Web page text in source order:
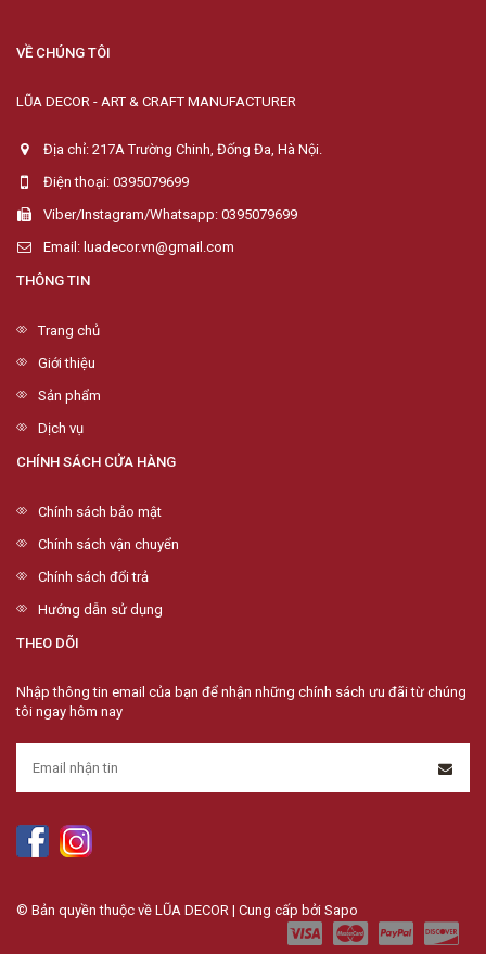
VỀ CHÚNG TÔI
LŨA DECOR - ART & CRAFT MANUFACTURER
Địa chỉ: 217A Trường Chinh, Đống Đa, Hà Nội.
Điện thoại: 0395079699
Viber/Instagram/Whatsapp: 0395079699
Email: luadecor.vn@gmail.com
THÔNG TIN
Trang chủ
Giới thiệu
Sản phẩm
Dịch vụ
CHÍNH SÁCH CỬA HÀNG
Chính sách bảo mật
Chính sách vận chuyển
Chính sách đổi trả
Hướng dẫn sử dụng
THEO DÕI
Nhập thông tin email của bạn để nhận những chính sách ưu đãi từ chúng
tôi ngay hôm nay
© Bản quyền thuộc về LŨA DECOR | Cung cấp bởi Sapo